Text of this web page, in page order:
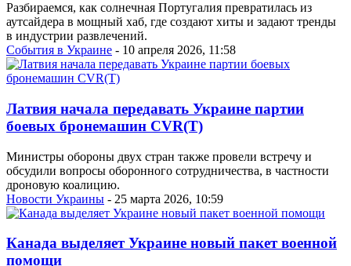
Разбираемся, как солнечная Португалия превратилась из
аутсайдера в мощный хаб, где создают хиты и задают тренды
в индустрии развлечений.
События в Украине - 10 апреля 2026, 11:58
Латвия начала передавать Украине партии
боевых бронемашин CVR(T)
Министры обороны двух стран также провели встречу и
обсудили вопросы оборонного сотрудничества, в частности
дроновую коалицию.
Новости Украины - 25 марта 2026, 10:59
Канада выделяет Украине новый пакет военной
помощи